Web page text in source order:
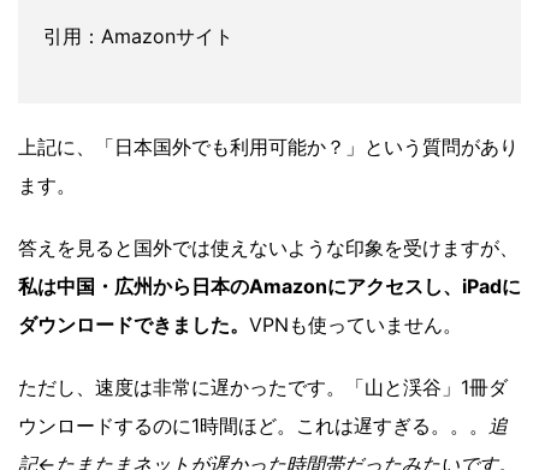
引用：Amazonサイト
上記に、「日本国外でも利用可能か？」という質問があり
ます。
答えを見ると国外では使えないような印象を受けますが、
私は中国・広州から日本のAmazonにアクセスし、iPadに
ダウンロードできました。 VPNも使っていません。
ただし、速度は非常に遅かったです。「山と渓谷」1冊ダ
ウンロードするのに1時間ほど。これは遅すぎる。。。 追
記←たまたまネットが遅かった時間帯だったみたいです。